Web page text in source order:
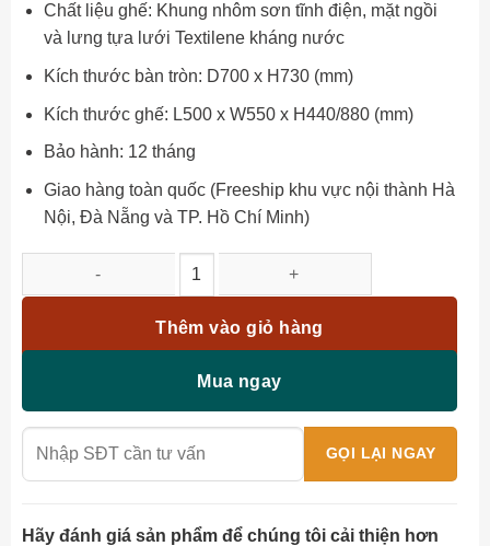
Chất liệu ghế: Khung nhôm sơn tĩnh điện, mặt ngồi
và lưng tựa lưới Textilene kháng nước
Kích thước bàn tròn: D700 x H730 (mm)
Kích thước ghế: L500 x W550 x H440/880 (mm)
Bảo hành: 12 tháng
Giao hàng toàn quốc (Freeship khu vực nội thành Hà
Nội, Đà Nẵng và TP. Hồ Chí Minh)
Thêm vào giỏ hàng
Mua ngay
Hãy đánh giá sản phẩm để chúng tôi cải thiện hơn